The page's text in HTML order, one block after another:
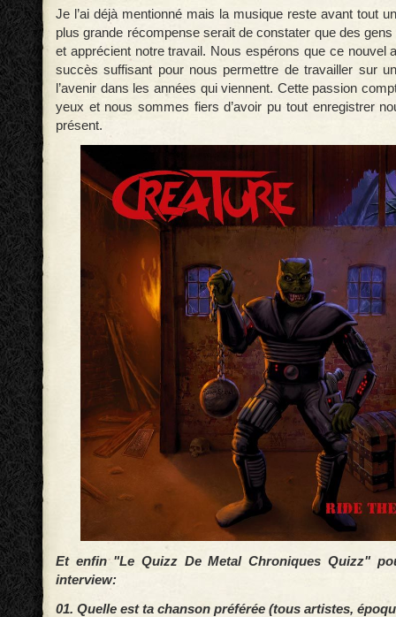
Je l’ai déjà mentionné mais la musique reste avant tout
plus grande récompense serait de constater que des
et apprécient notre travail. Nous espérons que ce nouvel
succès suffisant pour nous permettre de travailler sur
l’avenir dans les années qui viennent. Cette passion
yeux et nous sommes fiers d’avoir pu tout enregistrer
présent.
Et enfin "Le Quizz De Metal Chroniques Quizz"
interview:
01. Quelle est ta chanson préférée (tous artistes,